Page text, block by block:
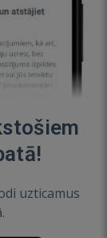
uzticamus